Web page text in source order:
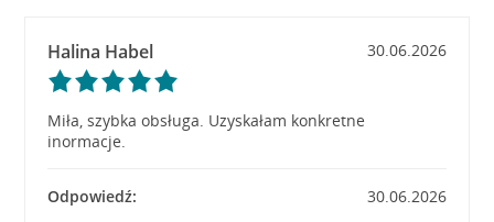
Halina Habel 30.06.2026
Miła, szybka obsługa. Uzyskałam konkretne
inormacje.
Odpowiedź:
30.06.2026